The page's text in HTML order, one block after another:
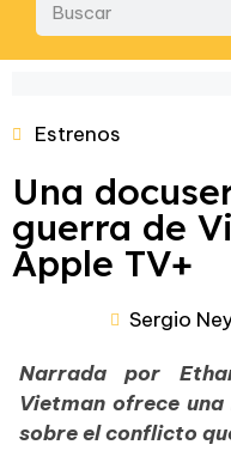
Estrenos
Una
guerra de
Apple TV+
Sergio
Narrada por
Vietman ofrece
sobre el conflicto